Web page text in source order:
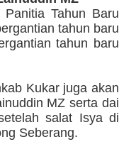
Tahun Baru
tahun baru
tahun baru
Kukar juga akan
MZ serta dai
salat Isya di
Seberang.